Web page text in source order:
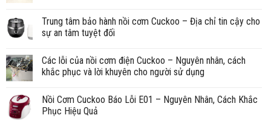
Trung tâm bảo hành nồi cơm Cuckoo – Địa chỉ tin cậy cho
sự an tâm tuyệt đối
Các lỗi của nồi cơm điện Cuckoo – Nguyên nhân, cách
khắc phục và lời khuyên cho người sử dụng
Nồi Cơm Cuckoo Báo Lỗi E01 – Nguyên Nhân, Cách Khắc
Phục Hiệu Quả